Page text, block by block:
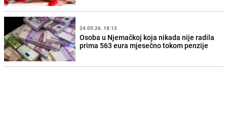
24.05.26. 18:12
Osoba u Njemačkoj koja nikada nije radila
prima 563 eura mjesečno tokom penzije